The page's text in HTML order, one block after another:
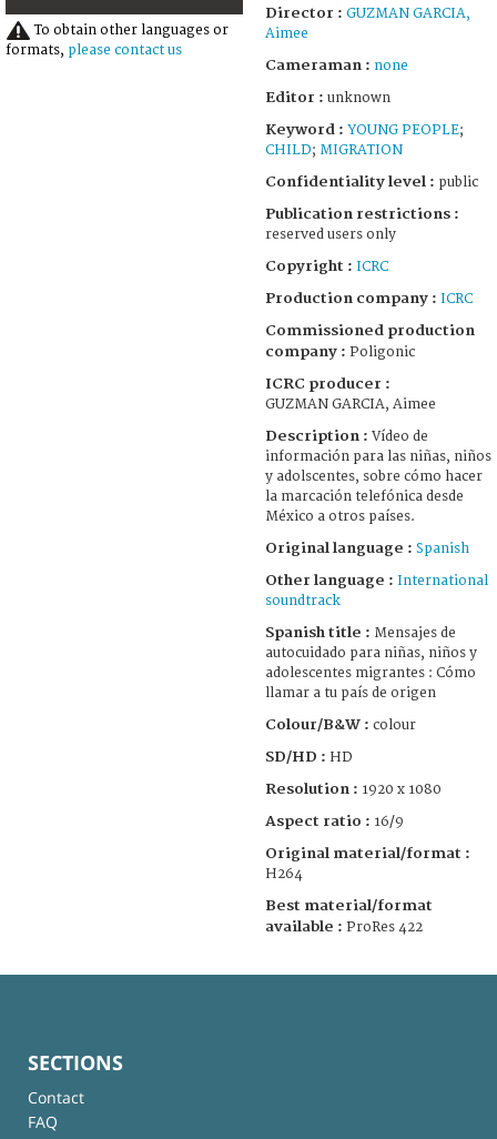
seconds
To obtain other languages or
formats, please contact us
Director : GUZMAN GARCIA,
Aimee
Cameraman : none
Editor : unknown
Keyword : YOUNG PEOPLE;
CHILD; MIGRATION
Confidentiality level : public
Publication restrictions :
reserved users only
Copyright : ICRC
Production company : ICRC
Commissioned production
company : Poligonic
ICRC producer :
GUZMAN GARCIA, Aimee
Description : Vídeo de
información para las niñas, niños
y adolscentes, sobre cómo hacer
la marcación telefónica desde
México a otros países.
Original language : Spanish
Other language : International
soundtrack
Spanish title : Mensajes de
autocuidado para niñas, niños y
adolescentes migrantes : Cómo
llamar a tu país de origen
Colour/B&W : colour
SD/HD : HD
Resolution : 1920 x 1080
Aspect ratio : 16/9
Original material/format :
H264
Best material/format
available : ProRes 422
SECTIONS
Contact
FAQ